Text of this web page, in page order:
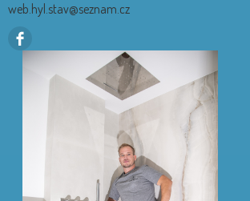
web.hyl.stav@seznam.cz
.